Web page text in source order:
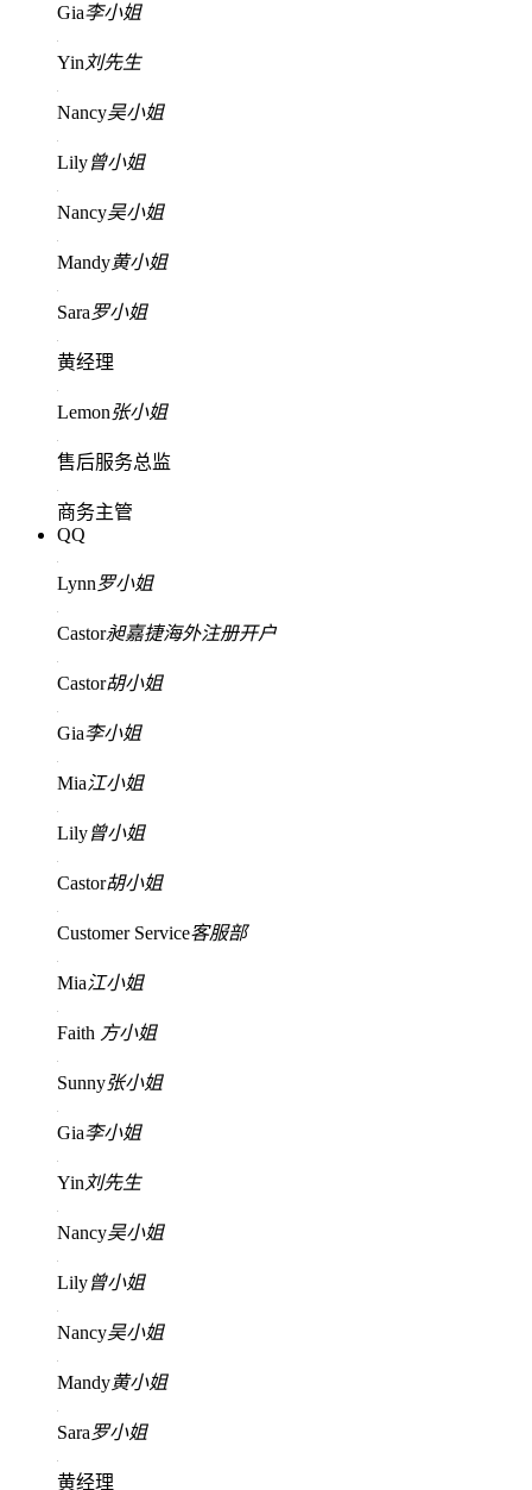
Gia李小姐
Yin 刘先生
Nancy吴小姐
Lily曾小姐
Nancy吴小姐
Mandy黄小姐
Sara罗小姐
黄经理
Lemon张小姐
售后服务总监
商务主管
QQ
Lynn罗小姐
Castor昶嘉捷海外注册开户
Castor胡小姐
Gia李小姐
Mia江小姐
Lily曾小姐
Castor胡小姐
Customer Service客服部
Mia江小姐
Faith 方小姐
Sunny张小姐
Gia李小姐
Yin 刘先生
Nancy吴小姐
Lily曾小姐
Nancy吴小姐
Mandy黄小姐
Sara罗小姐
黄经理